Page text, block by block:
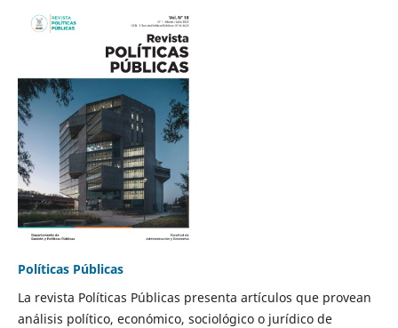
Políticas Públicas
La revista Políticas Públicas presenta artículos que provean
análisis político, económico, sociológico o jurídico de